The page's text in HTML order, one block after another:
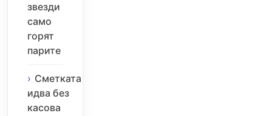
звезди
само
горят
парите
Сметката
идва без
касова